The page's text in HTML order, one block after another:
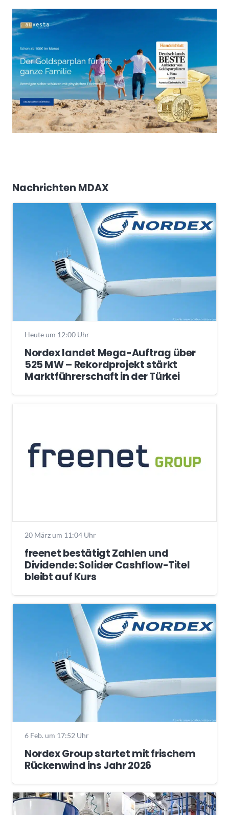
Nachrichten MDAX
Heute um 12:00 Uhr
Nordex landet Mega-Auftrag über
525 MW – Rekordprojekt stärkt
Marktführerschaft in der Türkei
20 März um 11:04 Uhr
freenet bestätigt Zahlen und
Dividende: Solider Cashflow-Titel
bleibt auf Kurs
6 Feb. um 17:52 Uhr
Nordex Group startet mit frischem
Rückenwind ins Jahr 2026